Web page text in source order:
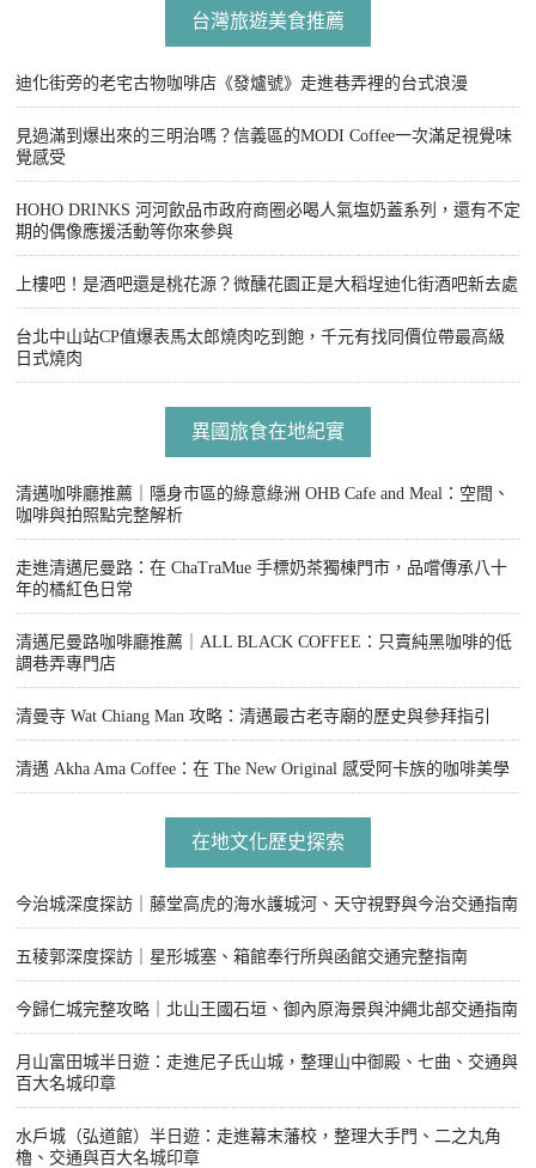
台灣旅遊美食推薦
迪化街旁的老宅古物咖啡店《發爐號》走進巷弄裡的台式浪漫
見過滿到爆出來的三明治嗎？信義區的MODI Coffee一次滿足視覺味
覺感受
HOHO DRINKS 河河飲品市政府商圈必喝人氣塩奶蓋系列，還有不定
期的偶像應援活動等你來參與
上樓吧！是酒吧還是桃花源？微醺花園正是大稻埕迪化街酒吧新去處
台北中山站CP值爆表馬太郎燒肉吃到飽，千元有找同價位帶最高級
日式燒肉
異國旅食在地紀實
清邁咖啡廳推薦｜隱身市區的綠意綠洲 OHB Cafe and Meal：空間、
咖啡與拍照點完整解析
走進清邁尼曼路：在 ChaTraMue 手標奶茶獨棟門市，品嚐傳承八十
年的橘紅色日常
清邁尼曼路咖啡廳推薦｜ALL BLACK COFFEE：只賣純黑咖啡的低
調巷弄專門店
清曼寺 Wat Chiang Man 攻略：清邁最古老寺廟的歷史與參拜指引
清邁 Akha Ama Coffee：在 The New Original 感受阿卡族的咖啡美學
在地文化歷史探索
今治城深度探訪｜藤堂高虎的海水護城河、天守視野與今治交通指南
五稜郭深度探訪｜星形城塞、箱館奉行所與函館交通完整指南
今歸仁城完整攻略｜北山王國石垣、御內原海景與沖繩北部交通指南
月山富田城半日遊：走進尼子氏山城，整理山中御殿、七曲、交通與
百大名城印章
水戶城（弘道館）半日遊：走進幕末藩校，整理大手門、二之丸角
櫓、交通與百大名城印章